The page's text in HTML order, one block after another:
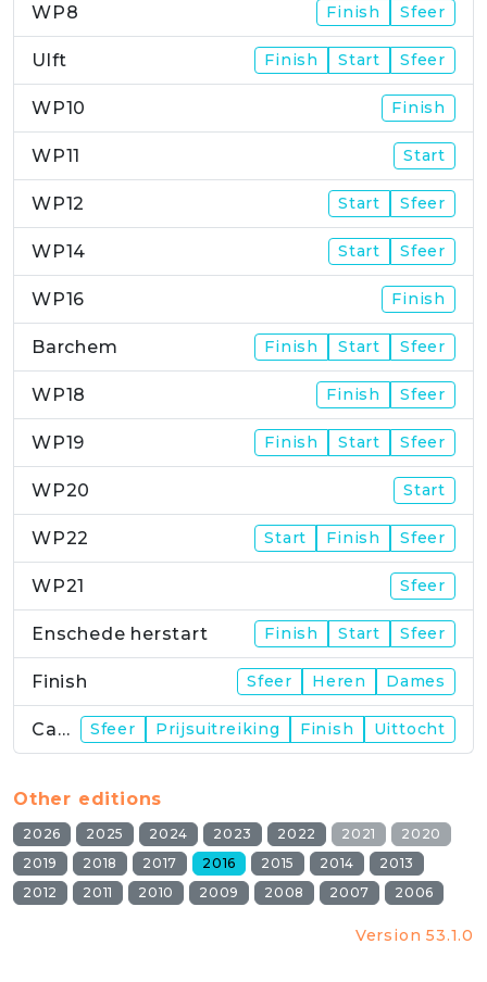
WP8 Finish Sfeer
Ulft Finish Start Sfeer
WP10 Finish
WP11 Start
WP12 Start Sfeer
WP14 Start Sfeer
WP16 Finish
Barchem Finish Start Sfeer
WP18 Finish Sfeer
WP19 Finish Start Sfeer
WP20 Start
WP22 Start Finish Sfeer
WP21 Sfeer
Enschede herstart Finish Start Sfeer
Finish Sfeer Heren Dames
Campus Sfeer Prijsuitreiking Finish Uittocht
Other editions
2026 2025 2024 2023 2022 2021
2020
2019
2018 2017 2016 2015 2014
2013
2012
2011 2010 2009 2008 2007 2006
Version 53.1.0